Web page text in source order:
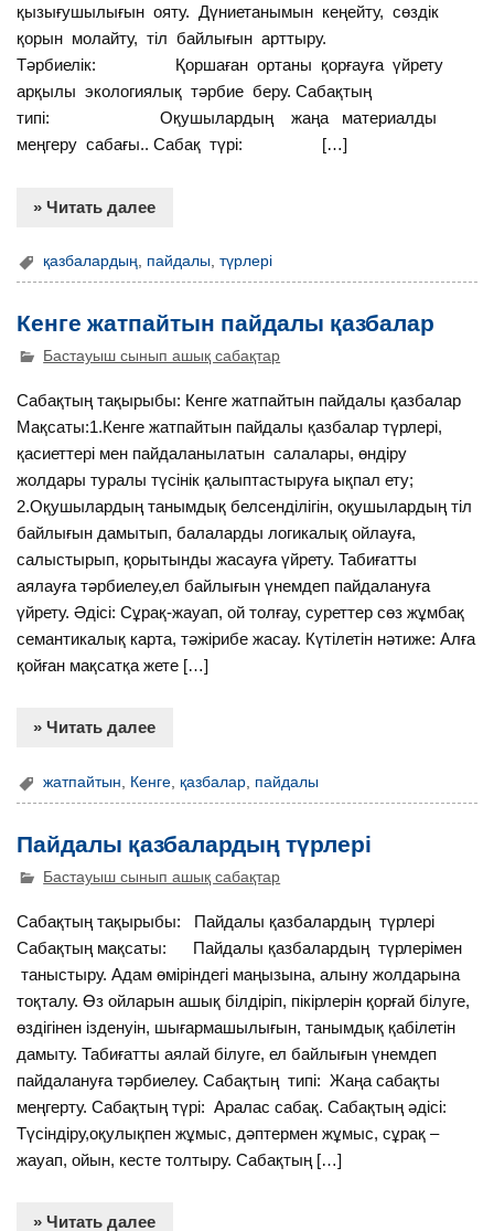
қызығушылығын ояту. Дүниетанымын кеңейту, сөздік
қорын молайту, тіл байлығын арттыру.
Тәрбиелік: Қоршаған ортаны қорғауға үйрету
арқылы экологиялық тәрбие беру. Сабақтың
типі: Оқушылардың жаңа материалды
меңгеру сабағы.. Сабақ түрі: […]
» Читать далее
қазбалардың пайдалы ,түрлері
Кенге жатпайтын пайдалы қазбалар
Бастауыш сынып ашық сабақтар
Сабақтың тақырыбы: Кенге жатпайтын пайдалы қазбалар
Мақсаты:1.Кенге жатпайтын пайдалы қазбалар түрлері,
қасиеттері мен пайдаланылатын салалары, өндіру
жолдары туралы түсінік қалыптастыруға ықпал ету;
2.Оқушылардың танымдық белсенділігін, оқушылардың тіл
байлығын дамытып, балаларды логикалық ойлауға,
салыстырып, қорытынды жасауға үйрету. Табиғатты
аялауға тәрбиелеу,ел байлығын үнемдеп пайдалануға
үйрету. Әдісі: Сұрақ-жауап, ой толғау, суреттер сөз жұмбақ
семантикалық карта, тәжірибе жасау. Күтілетін нәтиже: Алға
қойған мақсатқа жете […]
» Читать далее
жатпайтын Кенге қазбалар пайдалы
Пайдалы қазбалардың түрлері
Бастауыш сынып ашық сабақтар
Сабақтың тақырыбы: Пайдалы қазбалардың түрлері
Сабақтың мақсаты: Пайдалы қазбалардың түрлерімен
таныстыру. Адам өміріндегі маңызына, алыну жолдарына
тоқталу. Өз ойларын ашық білдіріп, пікірлерін қорғай білуге,
өздігінен ізденуін, шығармашылығын, танымдық қабілетін
дамыту. Табиғатты аялай білуге, ел байлығын үнемдеп
пайдалануға тәрбиелеу. Сабақтың типі: Жаңа сабақты
меңгерту. Сабақтың түрі: Аралас сабақ. Сабақтың әдісі:
Түсіндіру,оқулықпен жұмыс, дәптермен жұмыс, сұрақ –
жауап, ойын, кесте толтыру. Сабақтың […]
» Читать далее